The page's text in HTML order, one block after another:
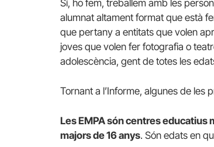
Sí, ho fem, treballem amb les
alumnat altament format que està
que pertany a entitats que volen
joves que volen fer fotografia o
adolescència, gent de totes les
Tornant a l’Informe, algunes de les
Les EMPA són centres educatius
majors de 16 anys. Són edats en